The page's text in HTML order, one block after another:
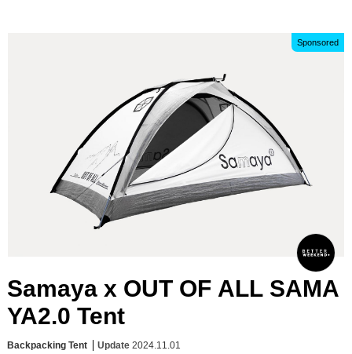
Sponsored
Samaya x OUT OF ALL SAMA
YA2.0 Tent
Backpacking Tent Update 2024.11.01